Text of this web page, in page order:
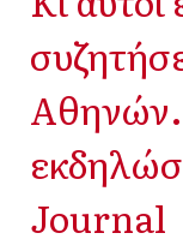
Αθηνών.
Journal